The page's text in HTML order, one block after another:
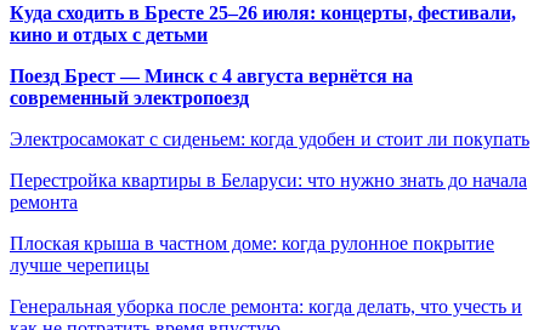
Куда сходить в Бресте 25–26 июля: концерты, фестивали,
кино и отдых с детьми
Поезд Брест — Минск с 4 августа вернётся на
современный электропоезд
Электросамокат с сиденьем: когда удобен и стоит ли покупать
Перестройка квартиры в Беларуси: что нужно знать до начала
ремонта
Плоская крыша в частном доме: когда рулонное покрытие
лучше черепицы
Генеральная уборка после ремонта: когда делать, что учесть и